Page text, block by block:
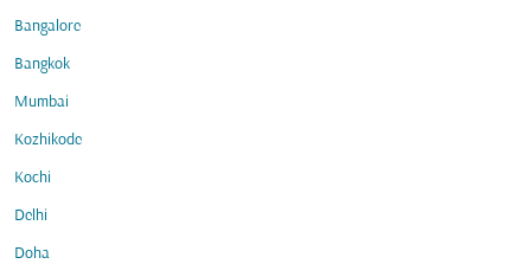
Bangalore
Bangkok
Mumbai
Kozhikode
Kochi
Delhi
Doha